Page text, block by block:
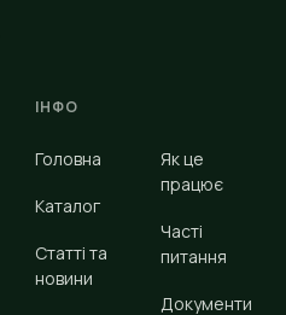
ІНФО
Головна
Каталог
Статті та
новини
Як це
працює
Часті
питання
Документи